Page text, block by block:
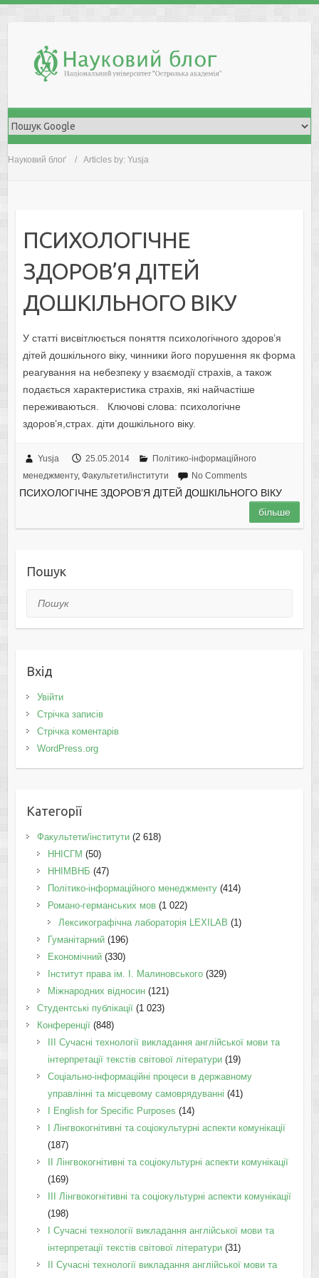
Науковий блоґ Articles by: Yusja
ПСИХОЛОГІЧНЕ
ЗДОРОВ’Я ДІТЕЙ
ДОШКІЛЬНОГО ВІКУ
У статті висвітлюється поняття психологічного здоров’я
дітей дошкільного віку, чинники його порушення як форма
реагування на небезпеку у взаємодії страхів, а також
подається характеристика страхів, які найчастіше
переживаються. Ключові слова: психологічне
здоров’я,страх. діти дошкільного віку.
Yusja 25.05.2014
Політико-інформаційного
менеджменту, Факультети/інститути No Comments
ПСИХОЛОГІЧНЕ ЗДОРОВ’Я ДІТЕЙ ДОШКІЛЬНОГО ВІКУ
більше
Пошук
Пошук
Вхід
Увійти
Стрічка записів
Стрічка коментарів
WordPress.org
Категорії
Факультети/інститути(2 618)
ННІСГМ (50)
ННІМВНБ (47)
Політико-інформаційного менеджменту(414)
Романо-германських мов(1 022)
Лексикографічна лабораторія LEXILAB (1)
Гуманітарний(196)
Економічний(330)
Інститут права ім. І. Малиновського(329)
Міжнародних відносин(121)
Студентські публікації(1 023)
Конференції(848)
III Сучасні технології викладання англійської мови та
інтерпретації текстів світової літератури(19)
Соціально-інформаційні процеси в державному
управлінні та місцевому самоврядуванні (41)
І English for Specific Purposes (14)
I Лінгвокогнітивні та соціокультурні аспекти комунікації
(187)
IІ Лінгвокогнітивні та соціокультурні аспекти комунікації
(169)
IІI Лінгвокогнітивні та соціокультурні аспекти комунікації
(198)
I Cучасні технології викладання англійської мови та
інтерпретації текстів світової літератури(31)
II Cучасні технології викладання англійської мови та